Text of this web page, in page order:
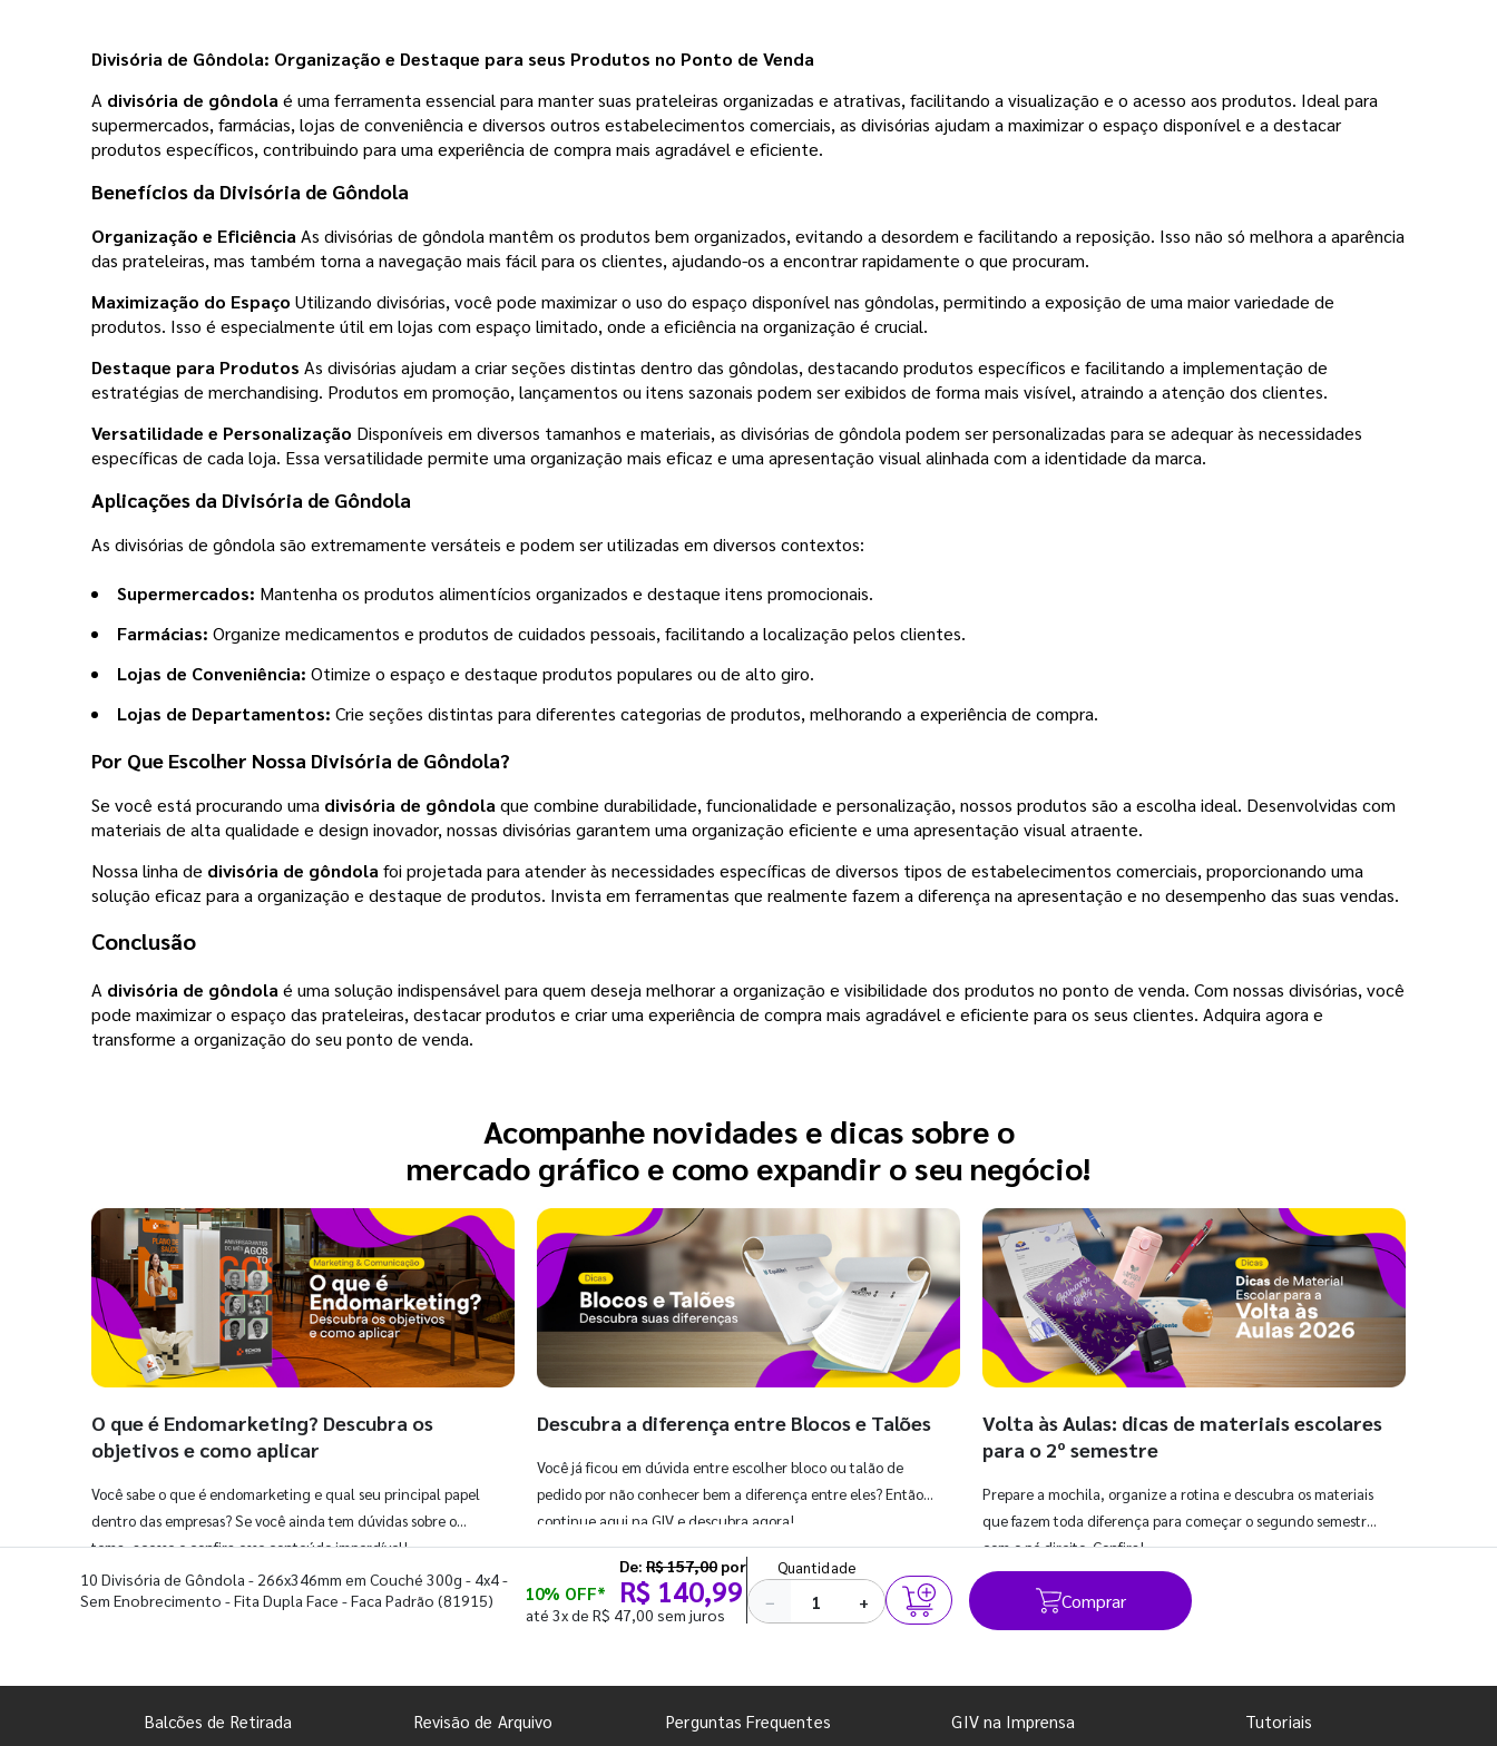
Divisória de Gôndola: Organização e Destaque para seus Produtos no Ponto de Venda
A divisória de gôndola é uma ferramenta essencial para manter suas prateleiras organizadas e atrativas, facilitando a visualização e o acesso aos produtos. Ideal para
supermercados, farmácias, lojas de conveniência e diversos outros estabelecimentos comerciais, as divisórias ajudam a maximizar o espaço disponível e a destacar
produtos específicos, contribuindo para uma experiência de compra mais agradável e eficiente.
Benefícios da Divisória de Gôndola
Organização e Eficiência As divisórias de gôndola mantêm os produtos bem organizados, evitando a desordem e facilitando a reposição. Isso não só melhora a aparência
das prateleiras, mas também torna a navegação mais fácil para os clientes, ajudando-os a encontrar rapidamente o que procuram.
Maximização do Espaço Utilizando divisórias, você pode maximizar o uso do espaço disponível nas gôndolas, permitindo a exposição de uma maior variedade de
produtos. Isso é especialmente útil em lojas com espaço limitado, onde a eficiência na organização é crucial.
Destaque para Produtos As divisórias ajudam a criar seções distintas dentro das gôndolas, destacando produtos específicos e facilitando a implementação de
estratégias de merchandising. Produtos em promoção, lançamentos ou itens sazonais podem ser exibidos de forma mais visível, atraindo a atenção dos clientes.
Versatilidade e Personalização Disponíveis em diversos tamanhos e materiais, as divisórias de gôndola podem ser personalizadas para se adequar às necessidades
específicas de cada loja. Essa versatilidade permite uma organização mais eficaz e uma apresentação visual alinhada com a identidade da marca.
Aplicações da Divisória de Gôndola
As divisórias de gôndola são extremamente versáteis e podem ser utilizadas em diversos contextos:
Supermercados: Mantenha os produtos alimentícios organizados e destaque itens promocionais.
Farmácias: Organize medicamentos e produtos de cuidados pessoais, facilitando a localização pelos clientes.
Lojas de Conveniência: Otimize o espaço e destaque produtos populares ou de alto giro.
Lojas de Departamentos: Crie seções distintas para diferentes categorias de produtos, melhorando a experiência de compra.
Por Que Escolher Nossa Divisória de Gôndola?
Se você está procurando uma divisória de gôndola que combine durabilidade, funcionalidade e personalização, nossos produtos são a escolha ideal. Desenvolvidas com
materiais de alta qualidade e design inovador, nossas divisórias garantem uma organização eficiente e uma apresentação visual atraente.
Nossa linha de divisória de gôndola foi projetada para atender às necessidades específicas de diversos tipos de estabelecimentos comerciais, proporcionando uma
solução eficaz para a organização e destaque de produtos. Invista em ferramentas que realmente fazem a diferença na apresentação e no desempenho das suas vendas.
Conclusão
A divisória de gôndola é uma solução indispensável para quem deseja melhorar a organização e visibilidade dos produtos no ponto de venda. Com nossas divisórias, você
pode maximizar o espaço das prateleiras, destacar produtos e criar uma experiência de compra mais agradável e eficiente para os seus clientes. Adquira agora e
transforme a organização do seu ponto de venda.
Acompanhe novidades e dicas sobre o
mercado gráfico e como expandir o seu negócio!
O que é Endomarketing? Descubra os
objetivos e como aplicar
Você sabe o que é endomarketing e qual seu principal papel
dentro das empresas? Se você ainda tem dúvidas sobre o
tema, acesse e confira esse conteúdo imperdível!
Descubra a diferença entre Blocos e Talões
Você já ficou em dúvida entre escolher bloco ou talão de
pedido por não conhecer bem a diferença entre eles? Então,
continue aqui na GIV e descubra agora!
Volta às Aulas: dicas de materiais escolares
para o 2º semestre
Prepare a mochila, organize a rotina e descubra os materiais
que fazem toda diferença para começar o segundo semestre
com o pé direito. Confira!
10 Divisória de Gôndola - 266x346mm em Couché 300g - 4x4 -
Sem Enobrecimento - Fita Dupla Face - Faca Padrão (81915) 10% OFF*
De: R$ 157,00 por
R$ 140,99
até 3x de R$ 47,00 sem juros
Quantidade
− + Comprar
Balcões de Retirada Revisão de Arquivo Perguntas Frequentes GIV na Imprensa Tutoriais